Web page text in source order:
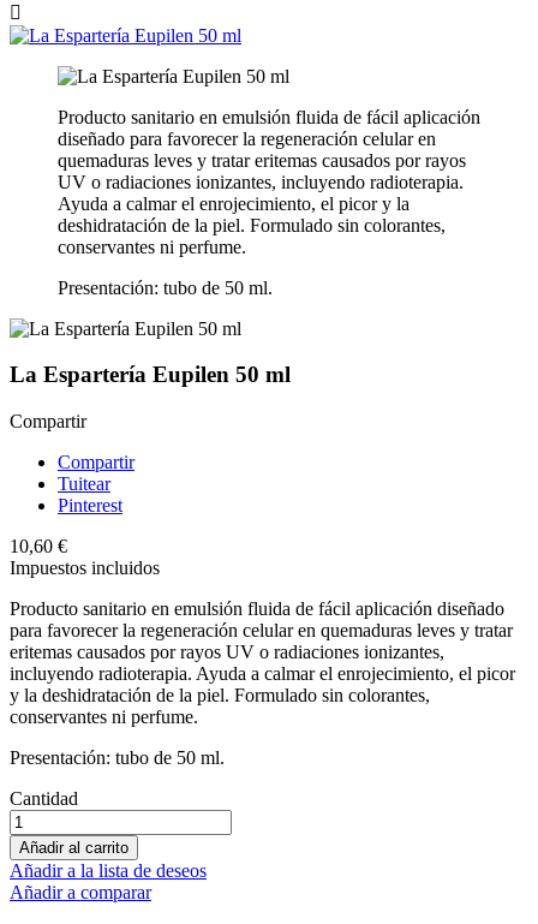

Producto sanitario en emulsión fluida de fácil aplicación
diseñado para favorecer la regeneración celular en
quemaduras leves y tratar eritemas causados por rayos
UV o radiaciones ionizantes, incluyendo radioterapia.
Ayuda a calmar el enrojecimiento, el picor y la
deshidratación de la piel. Formulado sin colorantes,
conservantes ni perfume.
Presentación: tubo de 50 ml.
La Espartería Eupilen 50 ml
Compartir
Compartir
Tuitear
Pinterest
10,60 €
Impuestos incluidos
Producto sanitario en emulsión fluida de fácil aplicación diseñado
para favorecer la regeneración celular en quemaduras leves y tratar
eritemas causados por rayos UV o radiaciones ionizantes,
incluyendo radioterapia. Ayuda a calmar el enrojecimiento, el picor
y la deshidratación de la piel. Formulado sin colorantes,
conservantes ni perfume.
Presentación: tubo de 50 ml.
Cantidad
Añadir al carrito
Añadir a la lista de deseos
Añadir a comparar